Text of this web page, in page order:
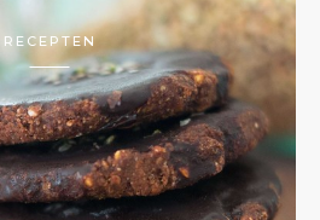
RECEPTEN